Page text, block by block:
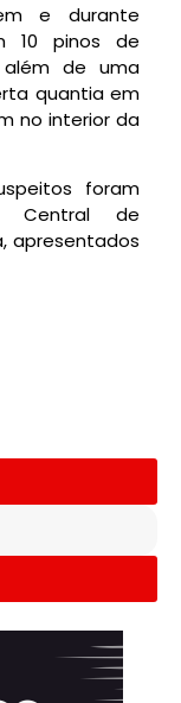
e durante
10 pinos de
além de uma
quantia em
no interior da
foram
Central de
apresentados